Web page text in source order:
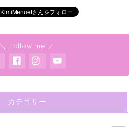
＼ Follow me ／
カテゴリー